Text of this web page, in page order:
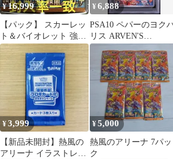
¥16,999
【パック】 スカーレッ
ト＆バイオレット 強化
拡張パック 熱風のアリ
ーナ
¥6,888
PSA10 ペパーのヨク
リス ARVEN'S
GREEDENT #075 熱風
のアリーナ SV9a AR
¥3,999
【新品未開封】熱風の
アリーナ イラストレー
¥5,000
熱風のアリーナ 7パッ
ク